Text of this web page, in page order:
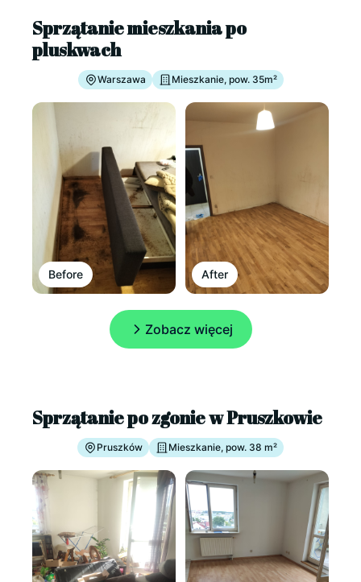
Sprzątanie mieszkania po
pluskwach
Warszawa Mieszkanie, pow. 35m²
Before After
Zobacz więcej
Sprzątanie po zgonie w Pruszkowie
Pruszków Mieszkanie, pow. 38 m²